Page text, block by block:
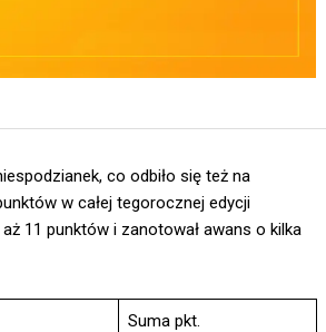
co odbiło się też na
w całej tegorocznej edycji
11 punktów i zanotował awans o kilka
Suma pkt.